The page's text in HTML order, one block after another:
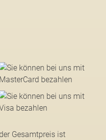
Gesamtpreis ist